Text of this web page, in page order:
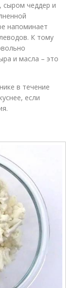
сыром чеддер и
напоминает
К тому
и масла – это
в течение
если